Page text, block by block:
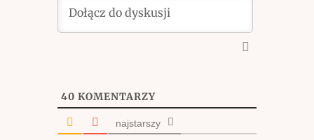
40 KOMENTARZY
najstarszy